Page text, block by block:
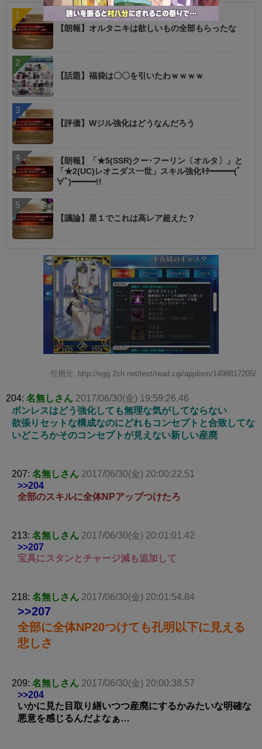
【朗報】オルタニキは欲しいもの全部もらったな
【話題】福袋は〇〇を引いたわｗｗｗｗ
【評価】Wジル強化はどうなんだろう
【朗報】「★5(SSR)クー･フーリン〔オルタ〕」と
「★2(UC)レオニダス一世」スキル強化ｷﾀ━━━(ﾟ
∀ﾟ)━━━!!
【議論】星１でこれは高レア超えた？
引用元: http://egg.2ch.net/test/read.cgi/applism/1498817205/
204: 名無しさん 2017/06/30(金) 19:59:26.46
ボンレスはどう強化しても無理な気がしてならない
欲張りセットな構成なのにどれもコンセプトと合致してな
いどころかそのコンセプトが見えない新しい産廃
207: 名無しさん 2017/06/30(金) 20:00:22.51
>>204
全部のスキルに全体NPアップつけたろ
213: 名無しさん 2017/06/30(金) 20:01:01.42
>>207
宝具にスタンとチャージ減も追加して
218: 名無しさん 2017/06/30(金) 20:01:54.84
>>207
全部に全体NP20つけても孔明以下に見える
悲しさ
209: 名無しさん 2017/06/30(金) 20:00:38.57
>>204
いかに見た目取り繕いつつ産廃にするかみたいな明確な
悪意を感じるんだよなぁ…